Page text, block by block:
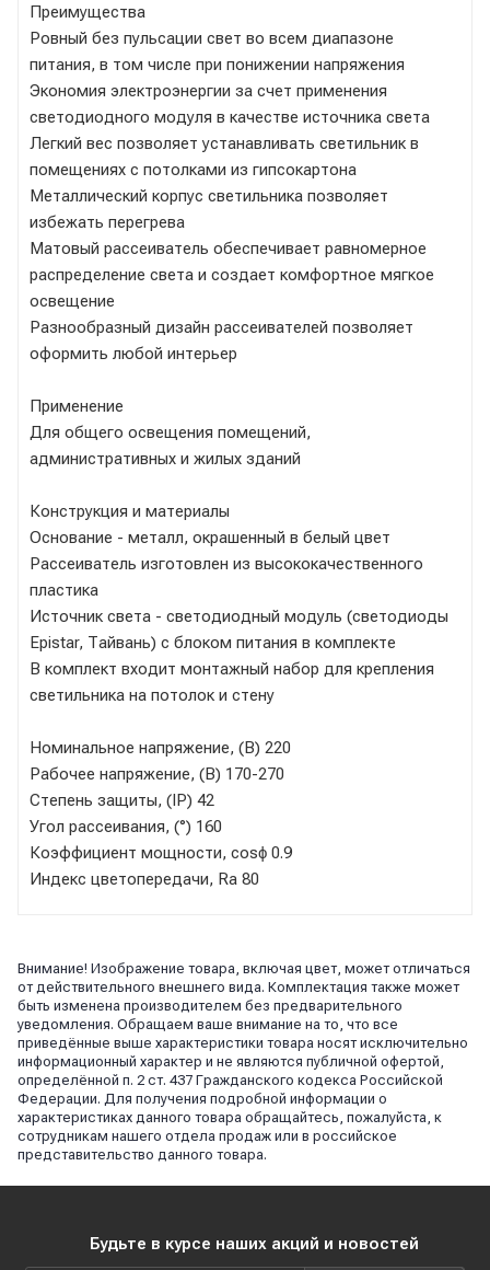
Преимущества
Ровный без пульсации свет во всем диапазоне
питания, в том числе при понижении напряжения
Экономия электроэнергии за счет применения
светодиодного модуля в качестве источника света
Легкий вес позволяет устанавливать светильник в
помещениях с потолками из гипсокартона
Металлический корпус светильника позволяет
избежать перегрева
Матовый рассеиватель обеспечивает равномерное
распределение света и создает комфортное мягкое
освещение
Разнообразный дизайн рассеивателей позволяет
оформить любой интерьер
Применение
Для общего освещения помещений,
административных и жилых зданий
Конструкция и материалы
Основание - металл, окрашенный в белый цвет
Рассеиватель изготовлен из высококачественного
пластика
Источник света - светодиодный модуль (светодиоды
Epistar, Тайвань) с блоком питания в комплекте
В комплект входит монтажный набор для крепления
светильника на потолок и стену
Номинальное напряжение, (В) 220
Рабочее напряжение, (В) 170-270
Степень защиты, (IP) 42
Угол рассеивания, (°) 160
Коэффициент мощности, cosϕ 0.9
Индекс цветопередачи, Ra 80
Внимание! Изображение товара, включая цвет, может отличаться
от действительного внешнего вида. Комплектация также может
быть изменена производителем без предварительного
уведомления. Обращаем ваше внимание на то, что все
приведённые выше характеристики товара носят исключительно
информационный характер и не являются публичной офертой,
определённой п. 2 ст. 437 Гражданского кодекса Российской
Федерации. Для получения подробной информации о
характеристиках данного товара обращайтесь, пожалуйста, к
сотрудникам нашего отдела продаж или в российское
представительство данного товара.
Будьте в курсе наших акций и новостей